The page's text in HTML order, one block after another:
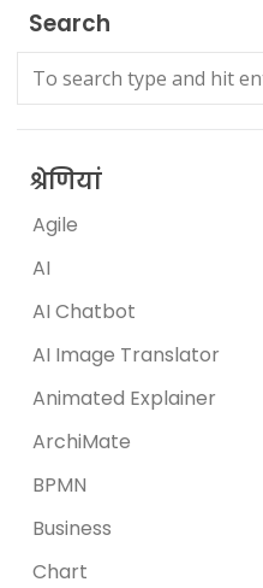
Search
श्रेणियां
Agile
AI
AI Chatbot
AI Image Translator
Animated Explainer
ArchiMate
BPMN
Business
Chart